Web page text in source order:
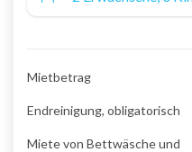
Mietbetrag
Endreinigung, obligatorisch
Miete von Bettwäsche und